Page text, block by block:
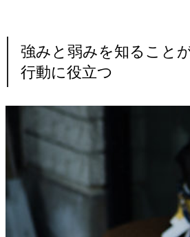
強みと弱みを知ること
行動に役立つ